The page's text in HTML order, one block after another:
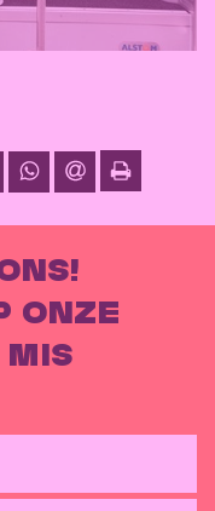
op LinkedInop WhatsApp
via e-mail
ONZE
MIS